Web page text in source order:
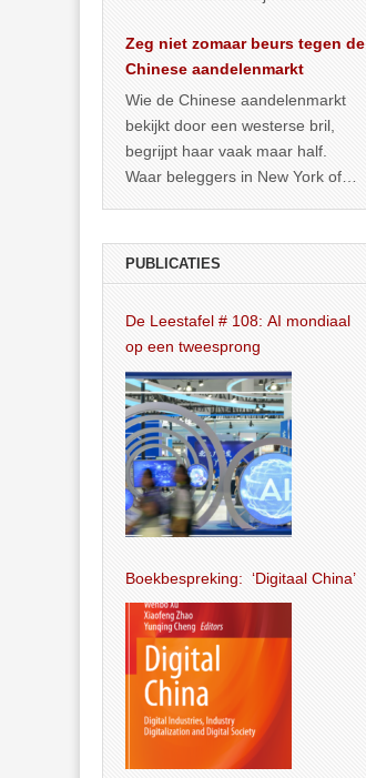
Zeg niet zomaar beurs tegen de
Chinese aandelenmarkt
Wie de Chinese aandelenmarkt
bekijkt door een westerse bril,
begrijpt haar vaak maar half.
Waar beleggers in New York of
PUBLICATIES
De Leestafel # 108: AI mondiaal
op een tweesprong
Boekbespreking: ‘Digitaal China’